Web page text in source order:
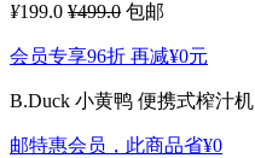
¥199.0 ¥499.0 包邮
会员专享96折 再减¥0元
B.Duck 小黄鸭 便携式榨汁机
邮特惠会员，此商品省¥0